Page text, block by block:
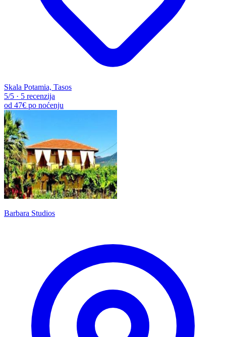
Skala Potamia, Tasos
5/5 · 5 recenzija
od 47€ po noćenju
Barbara Studios